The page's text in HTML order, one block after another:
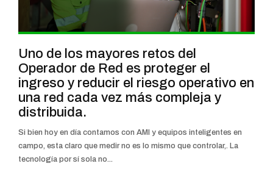
Uno de los mayores retos del
Operador de Red es proteger el
ingreso y reducir el riesgo operativo en
una red cada vez más compleja y
distribuida.
Si bien hoy en día contamos con AMI y equipos inteligentes en
campo, esta claro que medir no es lo mismo que controlar,. La
tecnología por sí sola no...